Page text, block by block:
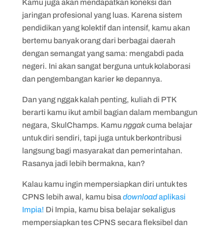
Kamu juga akan mendapatkan koneksi dan
jaringan profesional yang luas. Karena sistem
pendidikan yang kolektif dan intensif, kamu akan
bertemu banyak orang dari berbagai daerah
dengan semangat yang sama: mengabdi pada
negeri. Ini akan sangat berguna untuk kolaborasi
dan pengembangan karier ke depannya.
Dan yang nggak kalah penting, kuliah di PTK
berarti kamu ikut ambil bagian dalam membangun
negara, SkulChamps. Kamu nggakcuma belajar
untuk diri sendiri, tapi juga untuk berkontribusi
langsung bagi masyarakat dan pemerintahan.
Rasanya jadi lebih bermakna, kan?
Kalau kamu ingin mempersiapkan diri untuk tes
CPNS lebih awal, kamu bisa downloadaplikasi
Impia! Di Impia, kamu bisa belajar sekaligus
mempersiapkan tes CPNS secara fleksibel dan